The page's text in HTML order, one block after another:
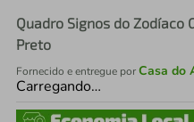
Quadro Signos do Zodíaco
Preto
Fornecido e entregue porCasa do
Carregando…